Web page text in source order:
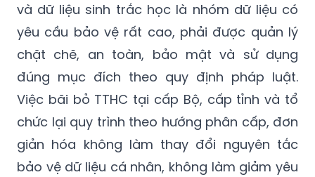
và dữ liệu sinh trắc học là nhóm dữ liệu có
yêu cầu bảo vệ rất cao, phải được quản lý
chặt chẽ, an toàn, bảo mật và sử dụng
đúng mục đích theo quy định pháp luật.
Việc bãi bỏ TTHC tại cấp Bộ, cấp tỉnh và tổ
chức lại quy trình theo hướng phân cấp, đơn
giản hóa không làm thay đổi nguyên tắc
bảo vệ dữ liệu cá nhân, không làm giảm yêu